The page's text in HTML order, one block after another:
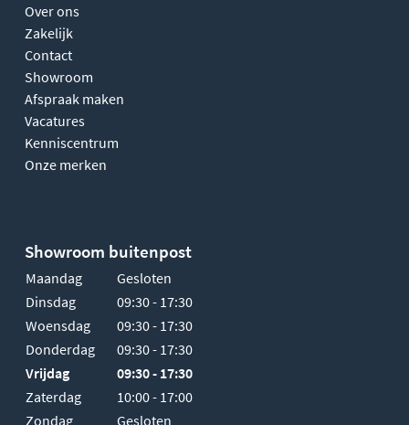
Over ons
Zakelijk
Contact
Showroom
Afspraak maken
Vacatures
Kenniscentrum
Onze merken
Showroom buitenpost
Maandag
Gesloten
Dinsdag
09:30 - 17:30
Woensdag
09:30 - 17:30
Donderdag
09:30 - 17:30
Vrijdag
09:30 - 17:30
Zaterdag
10:00 - 17:00
Zondag
Gesloten